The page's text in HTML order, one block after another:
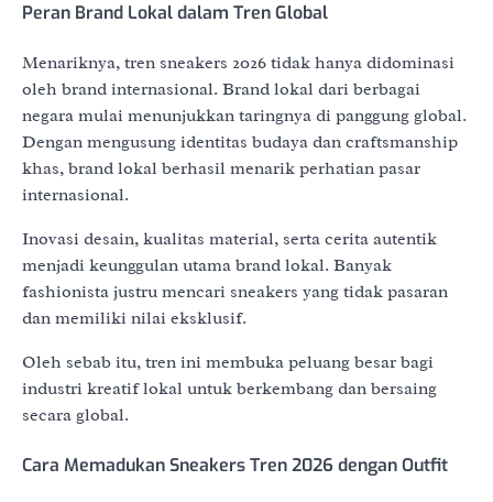
Peran Brand Lokal dalam Tren Global
Menariknya, tren sneakers 2026 tidak hanya didominasi
oleh brand internasional. Brand lokal dari berbagai
negara mulai menunjukkan taringnya di panggung global.
Dengan mengusung identitas budaya dan craftsmanship
khas, brand lokal berhasil menarik perhatian pasar
internasional.
Inovasi desain, kualitas material, serta cerita autentik
menjadi keunggulan utama brand lokal. Banyak
fashionista justru mencari sneakers yang tidak pasaran
dan memiliki nilai eksklusif.
Oleh sebab itu, tren ini membuka peluang besar bagi
industri kreatif lokal untuk berkembang dan bersaing
secara global.
Cara Memadukan Sneakers Tren 2026 dengan Outfit